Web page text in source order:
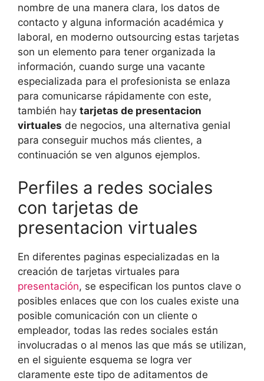
nombre de una manera clara, los datos de
contacto y alguna información académica y
laboral, en moderno outsourcing estas tarjetas
son un elemento para tener organizada la
información, cuando surge una vacante
especializada para el profesionista se enlaza
para comunicarse rápidamente con este,
también hay tarjetas de presentacion
virtuales de negocios, una alternativa genial
para conseguir muchos más clientes, a
continuación se ven algunos ejemplos.
Perfiles a redes sociales
con tarjetas de
presentacion virtuales
En diferentes paginas especializadas en la
creación de tarjetas virtuales para
presentación, se especifican los puntos clave o
posibles enlaces que con los cuales existe una
posible comunicación con un cliente o
empleador, todas las redes sociales están
involucradas o al menos las que más se utilizan,
en el siguiente esquema se logra ver
claramente este tipo de aditamentos de